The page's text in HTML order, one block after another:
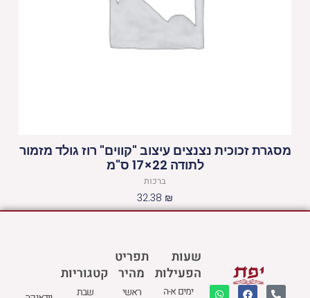
מסגרת זכוכית נצנצים עיצוב "קווים" רוז גולד מזמור
לתודה 22×17 ס"מ
ברכות
32.38 ₪
שעות
הפעילות
ימים א-ה
תפריט
מהיר
ראשי P
F
W E
M
קטגוריות
שבת